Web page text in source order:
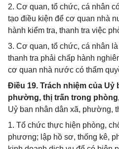
2. Cơ quan, tổ chức, cá nhân
tạo điều kiện để cơ quan nhà
hành kiểm tra, thanh tra việc
3. Cơ quan, tổ chức, cá nhân
thanh tra phải chấp hành
cơ quan nhà nước có thẩm
Điều 19. Trách nhiệm của Uỷ
phường, thị trấn trong
Uỷ ban nhân dân xã, phường,
1. Tổ chức thực hiện phòng,
phương; lập hồ sơ, thống kê,